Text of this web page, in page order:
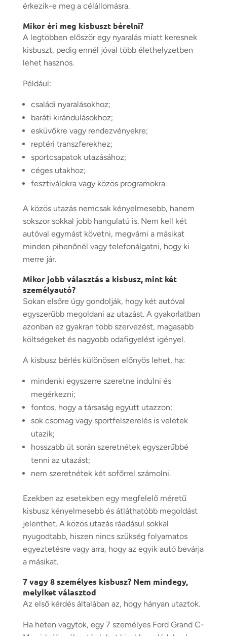
érkezik-e meg a célállomásra.
Mikor éri meg kisbuszt bérelni?
A legtöbben először egy nyaralás miatt keresnek
kisbuszt, pedig ennél jóval több élethelyzetben
lehet hasznos.
Például:
családi nyaralásokhoz;
baráti kirándulásokhoz;
esküvőkre vagy rendezvényekre;
reptéri transzferekhez;
sportcsapatok utazásához;
céges utakhoz;
fesztiválokra vagy közös programokra.
A közös utazás nemcsak kényelmesebb, hanem
sokszor sokkal jobb hangulatú is. Nem kell két
autóval egymást követni, megvárni a másikat
minden pihenőnél vagy telefonálgatni, hogy ki
merre jár.
Mikor jobb választás a kisbusz, mint két
személyautó?
Sokan elsőre úgy gondolják, hogy két autóval
egyszerűbb megoldani az utazást. A gyakorlatban
azonban ez gyakran több szervezést, magasabb
költségeket és nagyobb odafigyelést igényel.
A kisbusz bérlés különösen előnyös lehet, ha:
mindenki egyszerre szeretne indulni és
megérkezni;
fontos, hogy a társaság együtt utazzon;
sok csomag vagy sportfelszerelés is veletek
utazik;
hosszabb út során szeretnétek egyszerűbbé
tenni az utazást;
nem szeretnétek két sofőrrel számolni.
Ezekben az esetekben egy megfelelő méretű
kisbusz kényelmesebb és átláthatóbb megoldást
jelenthet. A közös utazás ráadásul sokkal
nyugodtabb, hiszen nincs szükség folyamatos
egyeztetésre vagy arra, hogy az egyik autó bevárja
a másikat.
7 vagy 8 személyes kisbusz? Nem mindegy,
melyiket választod
Az első kérdés általában az, hogy hányan utaztok.
Ha heten vagytok, egy 7 személyes Ford Grand C-